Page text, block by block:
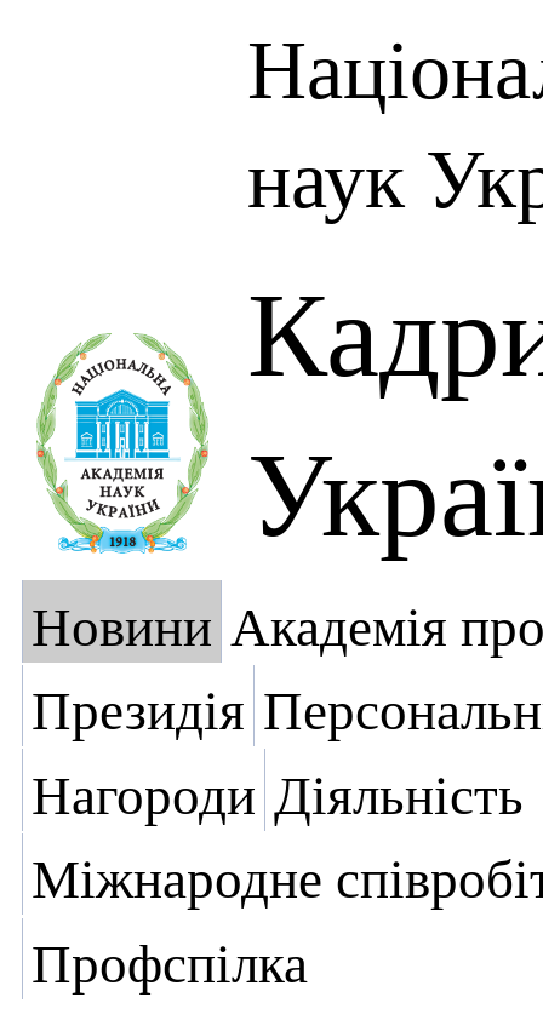
наук
Новини Академія
Президія
Нагороди Діяльність
Міжнародне
Профспілка